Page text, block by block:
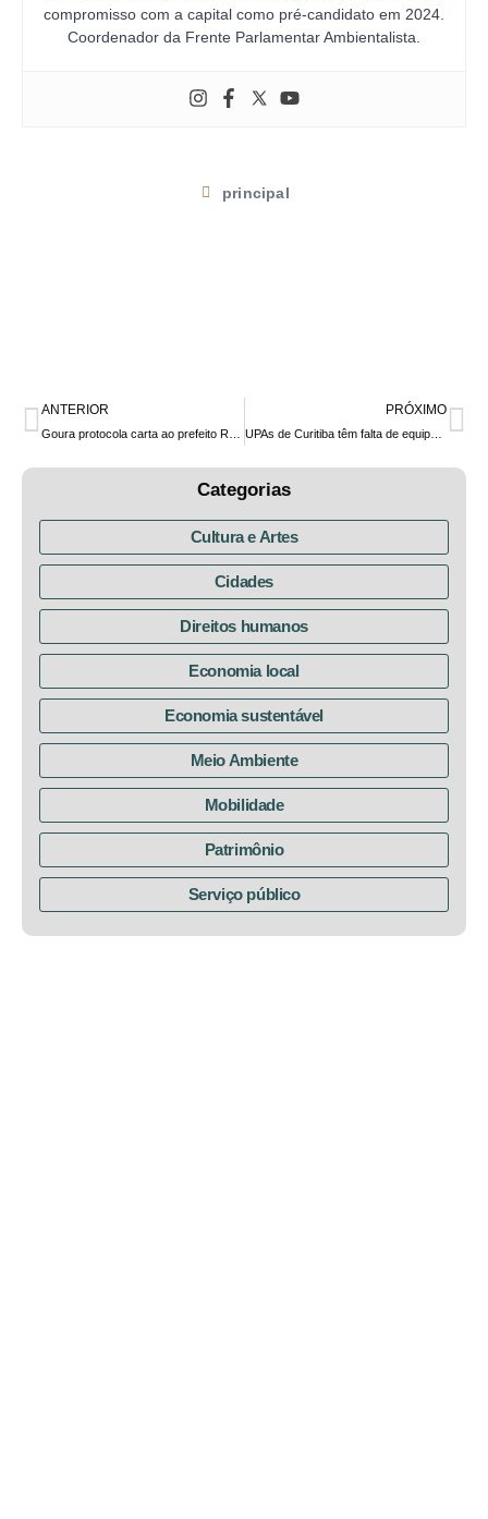
compromisso com a capital como pré-candidato em 2024.
Coordenador da Frente Parlamentar Ambientalista.
principal
ANTERIOR PRÓXIMO
UPAs de Curitiba têm falta de equipamentos, materiais e servidores para combater a epidemia da Covid-19, segundo denúncia feita ao deputado Goura
Categorias
Cultura e Artes
Cidades
Direitos humanos
Economia local
Economia sustentável
Meio Ambiente
Mobilidade
Patrimônio
Serviço público